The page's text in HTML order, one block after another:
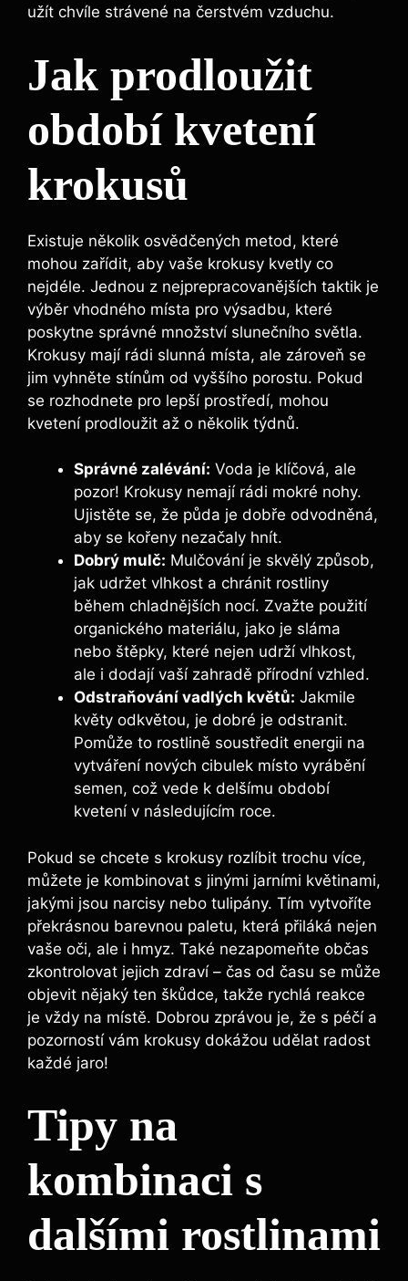
užít chvíle strávené na čerstvém vzduchu.
Jak prodloužit
období kvetení
krokusů
Existuje několik osvědčených metod, které
mohou zařídit, aby vaše krokusy kvetly co
nejdéle. Jednou z nejprepracovanějších taktik je
výběr vhodného místa pro výsadbu, které
poskytne správné množství slunečního světla.
Krokusy mají rádi slunná místa, ale zároveň se
jim vyhněte stínům od vyššího porostu. Pokud
se rozhodnete pro lepší prostředí, mohou
kvetení prodloužit až o několik týdnů.
Správné zalévání: Voda je klíčová, ale
pozor! Krokusy nemají rádi mokré nohy.
Ujistěte se, že půda je dobře odvodněná,
aby se kořeny nezačaly hnít.
Dobrý mulč: Mulčování je skvělý způsob,
jak udržet vlhkost a chránit rostliny
během chladnějších nocí. Zvažte použití
organického materiálu, jako je sláma
nebo štěpky, které nejen udrží vlhkost,
ale i dodají vaší zahradě přírodní vzhled.
Odstraňování vadlých květů: Jakmile
květy odkvětou, je dobré je odstranit.
Pomůže to rostlině soustředit energii na
vytváření nových cibulek místo vyrábění
semen, což vede k delšímu období
kvetení v následujícím roce.
Pokud se chcete s krokusy rozlíbit trochu více,
můžete je kombinovat s jinými jarními květinami,
jakými jsou narcisy nebo tulipány. Tím vytvoříte
překrásnou barevnou paletu, která přiláká nejen
vaše oči, ale i hmyz. Také nezapomeňte občas
zkontrolovat jejich zdraví – čas od času se může
objevit nějaký ten škůdce, takže rychlá reakce
je vždy na místě. Dobrou zprávou je, že s péčí a
pozorností vám krokusy dokážou udělat radost
každé jaro!
Tipy na
kombinaci s
dalšími rostlinami